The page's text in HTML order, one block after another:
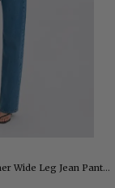
Yüksel Bel Asimetrik Kemer Wide Leg Jean Pantolon